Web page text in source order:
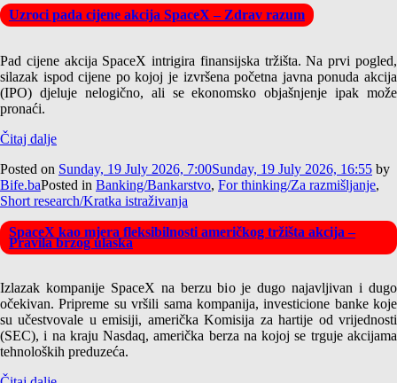
Uzroci pada cijene akcija SpaceX – Zdrav razum
Pad cijene akcija SpaceX intrigira finansijska tržišta. Na prvi pogled,
silazak ispod cijene po kojoj je izvršena početna javna ponuda akcija
(IPO) djeluje nelogično, ali se ekonomsko objašnjenje ipak može
pronaći.
Čitaj dalje
Posted on Sunday, 19 July 2026, 7:00Sunday, 19 July 2026, 16:55 by
Bife.baPosted in Banking/Bankarstvo, For thinking/Za razmišljanje,
Short research/Kratka istraživanja
SpaceX kao mjera fleksibilnosti američkog tržišta akcija –
Pravila brzog ulaska
Izlazak kompanije SpaceX na berzu bio je dugo najavljivan i dugo
očekivan. Pripreme su vršili sama kompanija, investicione banke koje
su učestvovale u emisiji, američka Komisija za hartije od vrijednosti
(SEC), i na kraju Nasdaq, američka berza na kojoj se trguje akcijama
tehnoloških preduzeća.